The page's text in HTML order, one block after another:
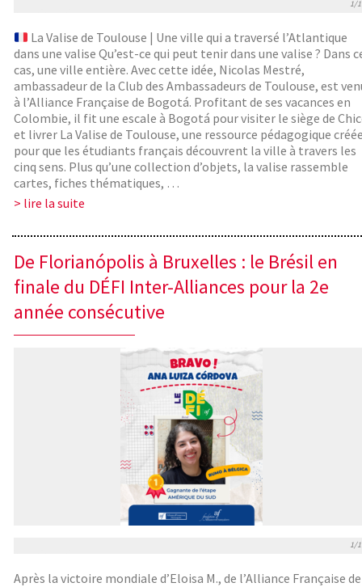
1/1
La Valise de Toulouse | Une ville qui a traversé l’Atlantique
dans une valise Qu’est-ce qui peut tenir dans une valise ? Dans
cas, une ville entière. Avec cette idée, Nicolas Mestré,
ambassadeur de la Club des Ambassadeurs de Toulouse, est
à l’Alliance Française de Bogotá. Profitant de ses vacances en
Colombie, il fit une escale à Bogotá pour visiter le siège de
et livrer La Valise de Toulouse, une ressource pédagogique
pour que les étudiants français découvrent la ville à travers les
cinq sens. Plus qu’une collection d’objets, la valise rassemble
cartes, fiches thématiques, …
> lire la suite
De Florianópolis à Bruxelles : le Brésil en
finale du DÉFI Inter-Alliances pour la 2e
année consécutive
1/1
Après la victoire mondiale d’Eloisa M., de l’Alliance Française de